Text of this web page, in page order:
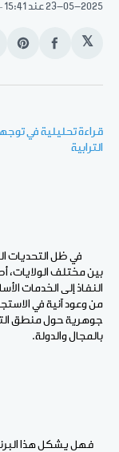
23-05-2025عند 15:41
𝕏
انشر
الفيسبوك
قراءة تحليلية في
الترابية
في ظل التحديات
بين مختلف الولايات،
النفاذ إلى الخدمات
من وعود آنية في
جوهرية حول منطق
بالمجال والدولة.
فهل يشكل هذا